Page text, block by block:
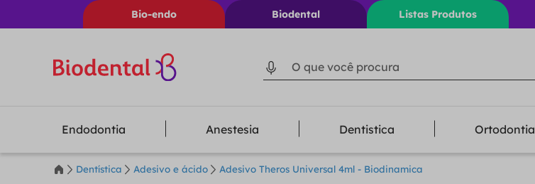
Bio-endo Biodental Listas Produtos
O que você procura
Endodontia Anestesia Dentistica Ortodontia
Dentística Adesivo e ácido Adesivo Theros Universal 4ml - Biodinamica